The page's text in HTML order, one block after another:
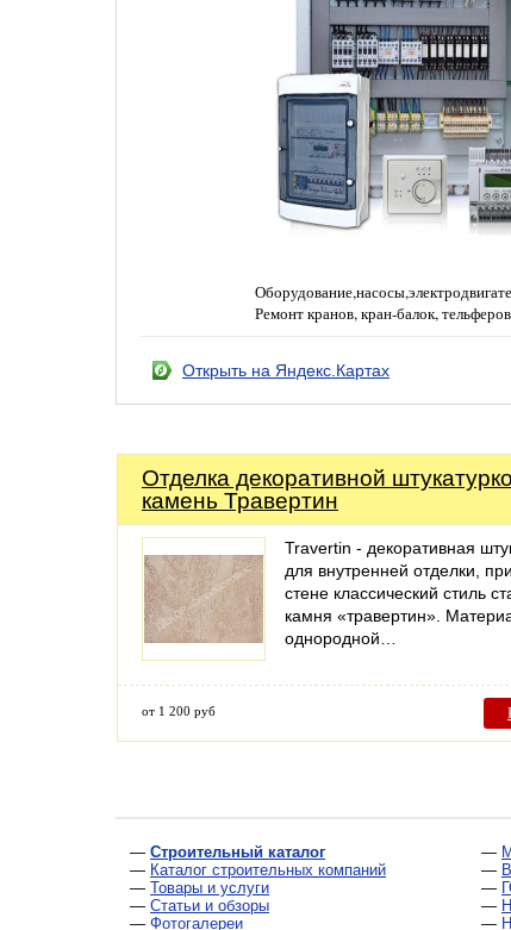
Ремонт кранов, кран-балок,
Открыть на Яндекс.Картах
Отделка декоративной
камень Травертин
Travertin - декоративная
для внутренней отделки,
стене классический стиль
камня «травертин».
однородной…
от 1 200 руб
— Строительный каталог
— Каталог строительных компаний
— Товары и услуги
— Статьи и обзоры
— Фотогалереи
—
—
—
—
—